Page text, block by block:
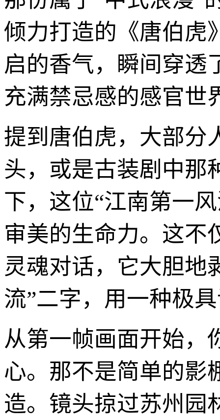
倾力打造的《唐伯虎
启的香气，瞬间穿透
充满禁忌感的感官世
提到唐伯虎，大部分
头，或是古装剧中那
下，这位“江南第一
审美的生命力。这不
灵魂对话，它大胆地
流”二字，用一种极
从第一帧画面开始，
心。那不是简单的影
造。镜头掠过苏州园